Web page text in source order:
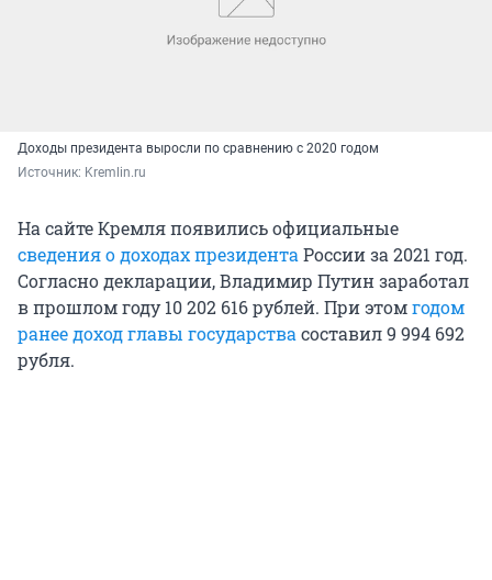
Доходы президента выросли по сравнению с 2020 годом
Источник: Kremlin.ru
На сайте Кремля появились официальные
сведения о доходах президента России за 2021 год.
Согласно декларации, Владимир Путин заработал
в прошлом году 10 202 616 рублей. При этомгодом
ранее доход главы государства составил 9 994 692
рубля.